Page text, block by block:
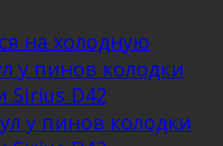
на холодную
у пинов колодки
Sirius D42
у пинов колодки